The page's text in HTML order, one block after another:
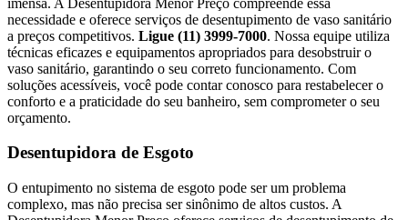
necessidade e oferece serviços de desentupimento de vaso sanitário
a preços competitivos. Ligue (11) 3999-7000. Nossa equipe utiliza
técnicas eficazes e equipamentos apropriados para desobstruir o
vaso sanitário, garantindo o seu correto funcionamento. Com
soluções acessíveis, você pode contar conosco para restabelecer o
conforto e a praticidade do seu banheiro, sem comprometer o seu
orçamento.
Desentupidora de Esgoto
O entupimento no sistema de esgoto pode ser um problema
complexo, mas não precisa ser sinônimo de altos custos. A